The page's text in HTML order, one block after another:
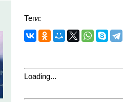
Теги:
Loading...